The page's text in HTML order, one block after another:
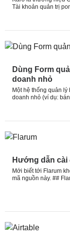
Tài khoản quản trị
Dùng Form
doanh nhỏ
Một hệ thống quản
doanh nhỏ (ví dụ:
Hướng dẫn cài
Mới biết tới Flarum
mã nguồn này. ##